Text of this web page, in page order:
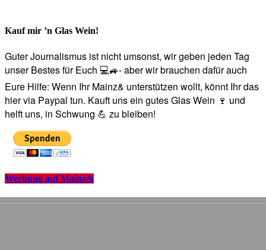
Kauf mir ’n Glas Wein!
Guter Journalismus ist nicht umsonst, wir geben jeden Tag
unser Bestes für Euch 💻🚙- aber wir brauchen dafür auch
Eure Hilfe: Wenn Ihr Mainz& unterstützen wollt, könnt Ihr das
hier via Paypal tun. Kauft uns ein gutes Glas Wein 🍷 und
helft uns, in Schwung 💪 zu bleiben!
Werbung auf Mainz&